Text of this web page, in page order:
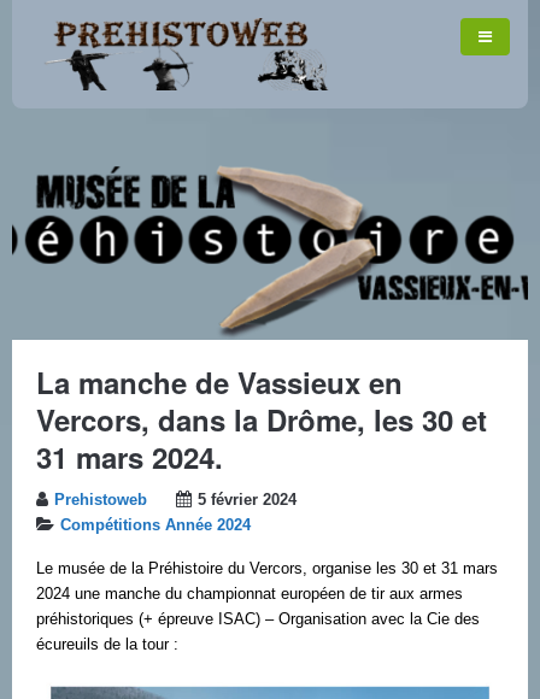
La manche de Vassieux en
Vercors, dans la Drôme, les 30 et
31 mars 2024.
Prehistoweb
5 février 2024
Compétitions Année 2024
Le musée de la Préhistoire du Vercors, organise les 30 et 31 mars
2024 une manche du championnat européen de tir aux armes
préhistoriques (+ épreuve ISAC) – Organisation avec la Cie des
écureuils de la tour :